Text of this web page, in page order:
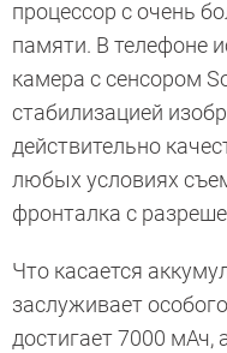
процессор с очень
памяти. В телефоне
камера с сенсором
стабилизацией
действительно
любых условиях
фронталка с
Что касается
заслуживает
достигает 7000 мАч,